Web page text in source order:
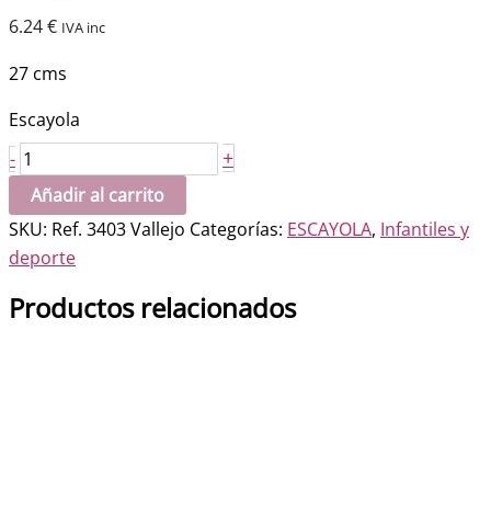
6.24€ IVA inc
27 cms
Escayola
- Pergamino
escudo
del
Madrid
cantidad
+
Añadir al carrito
SKU: Ref. 3403 Vallejo Categorías: ESCAYOLA, Infantiles y
deporte
Productos relacionados